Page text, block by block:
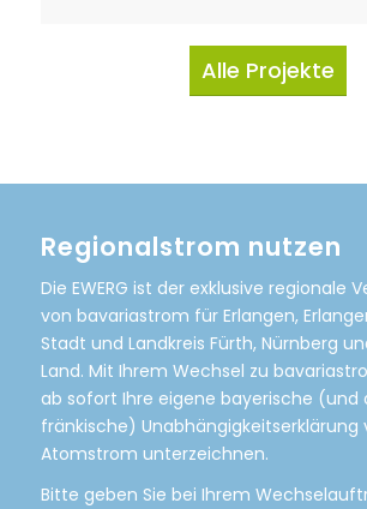
Alle Projekte
Regionalstrom nutzen
Die EWERG ist der exklusive regionale
von bavariastrom für Erlangen,
Stadt und Landkreis Fürth, Nürnberg
Land. Mit Ihrem Wechsel zu
ab sofort Ihre eigene bayerische (und
fränkische) Unabhängigkeitserklärung
Atomstrom unterzeichnen.
Bitte geben Sie bei Ihrem